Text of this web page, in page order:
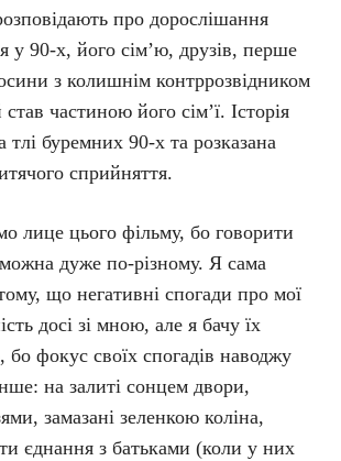
про дорослішання
у 90-х, його сім’ю, друзів, перше
з колишнім контррозвідником
частиною його сім’ї. Історія
тлі буремних 90-х та розказана
сприйняття.
лице цього фільму, бо говорити
дуже по-різному. Я сама
що негативні спогади про мої
досі зі мною, але я бачу їх
бо фокус своїх спогадів наводжу
на залиті сонцем двори,
замазані зеленкою коліна,
єднання з батьками (коли у них